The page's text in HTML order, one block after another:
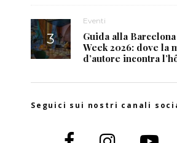
Eventi
Guida alla
Week 2026: dove la
d’autore incontra
Seguici sui nostri canali